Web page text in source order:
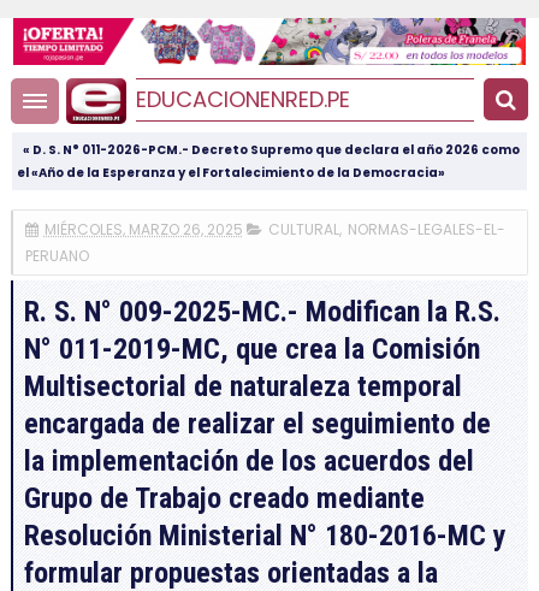
EDUCACIONENRED.PE
« D. S. N° 011-2026-PCM.- Decreto Supremo que declara el año 2026 como
el «Año de la Esperanza y el Fortalecimiento de la Democracia»
MIÉRCOLES, MARZO 26, 2025 CULTURAL, NORMAS-LEGALES-EL-
PERUANO
R. S. N° 009-2025-MC.- Modifican la R.S.
N° 011-2019-MC, que crea la Comisión
Multisectorial de naturaleza temporal
encargada de realizar el seguimiento de
la implementación de los acuerdos del
Grupo de Trabajo creado mediante
Resolución Ministerial N° 180-2016-MC y
formular propuestas orientadas a la